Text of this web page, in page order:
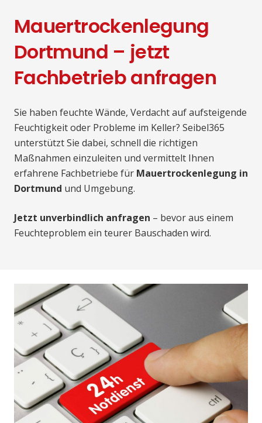
Mauertrockenlegung
Dortmund – jetzt
Fachbetrieb anfragen
Sie haben feuchte Wände, Verdacht auf aufsteigende
Feuchtigkeit oder Probleme im Keller? Seibel365
unterstützt Sie dabei, schnell die richtigen
Maßnahmen einzuleiten und vermittelt Ihnen
erfahrene Fachbetriebe für Mauertrockenlegung in
Dortmund und Umgebung.
Jetzt unverbindlich anfragen – bevor aus einem
Feuchteproblem ein teurer Bauschaden wird.